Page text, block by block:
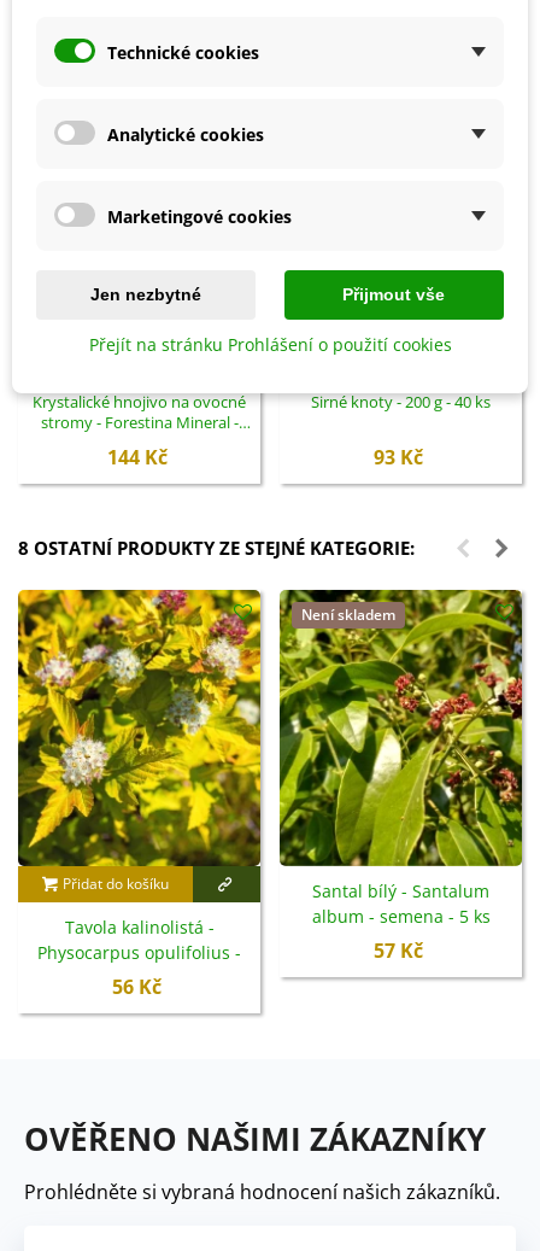
Přidat do košíku
Krystalické hnojivo na ovocné
stromy - Forestina Mineral -
144 Kč
Přidat do košíku
Sirné knoty - 200 g - 40 ks
93 Kč
8 OSTATNÍ PRODUKTY ZE STEJNÉ KATEGORIE:
Přidat do košíku
Tavola kalinolistá -
Physocarpus opulifolius -
semena - 8 ks
56 Kč
Není skladem
Santal bílý - Santalum
album - semena - 5 ks
57 Kč
OVĚŘENO NAŠIMI ZÁKAZNÍKY
Prohlédněte si vybraná hodnocení našich zákazníků.
Technické cookies
Analytické cookies
Marketingové cookies
Jen nezbytné Přijmout vše
Přejít na stránku Prohlášení o použití cookies